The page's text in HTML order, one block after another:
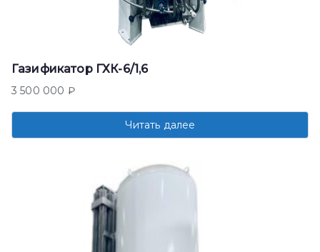
Газификатор ГХК-6/1,6
3 500 000 ₽
Читать далее